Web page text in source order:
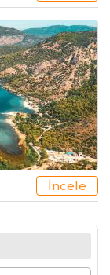
İncele